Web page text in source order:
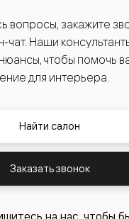
вопросы, закажите
чат. Наши
чтобы помочь
для интерьера.
Найти салон
Заказать звонок